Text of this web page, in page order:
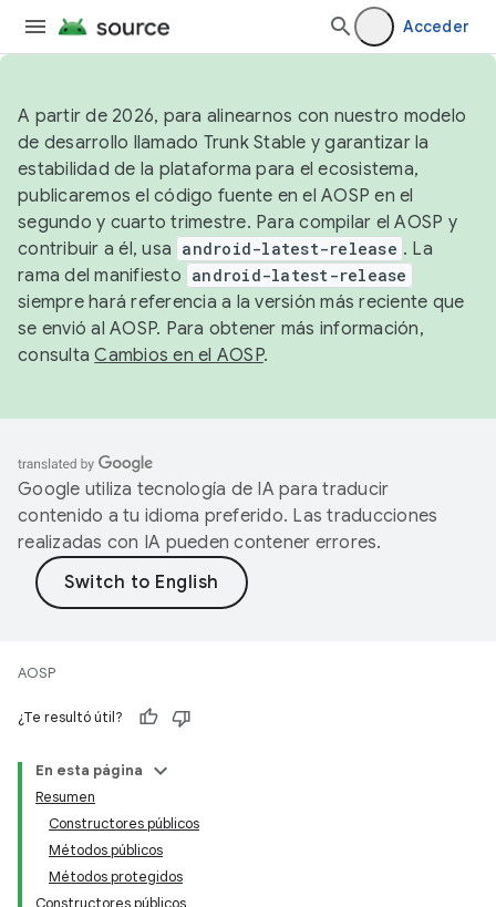
Acceder
A partir de 2026, para alinearnos con nuestro modelo
de desarrollo llamado Trunk Stable y garantizar la
estabilidad de la plataforma para el ecosistema,
publicaremos el código fuente en el AOSP en el
segundo y cuarto trimestre. Para compilar el AOSP y
contribuir a él, usa android-latest-release . La
rama del manifiesto android-latest-release
siempre hará referencia a la versión más reciente que
se envió al AOSP. Para obtener más información,
consultaCambios en el AOSP.
Google utiliza tecnología de IA para traducir
contenido a tu idioma preferido. Las traducciones
realizadas con IA pueden contener errores.
AOSP
¿Te resultó útil?
En esta página
Resumen
Constructores públicos
Métodos públicos
Métodos protegidos
Constructores públicos